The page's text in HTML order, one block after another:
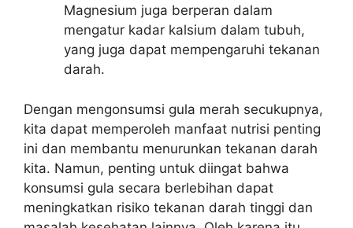
Magnesium juga berperan dalam
mengatur kadar kalsium dalam tubuh,
yang juga dapat mempengaruhi tekanan
darah.
Dengan mengonsumsi gula merah secukupnya,
kita dapat memperoleh manfaat nutrisi penting
ini dan membantu menurunkan tekanan darah
kita. Namun, penting untuk diingat bahwa
konsumsi gula secara berlebihan dapat
meningkatkan risiko tekanan darah tinggi dan